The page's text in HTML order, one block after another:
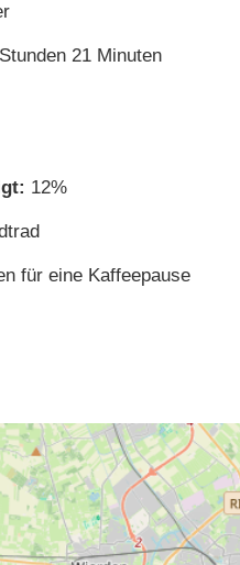
21 Minuten
12%
für eine Kaffeepause